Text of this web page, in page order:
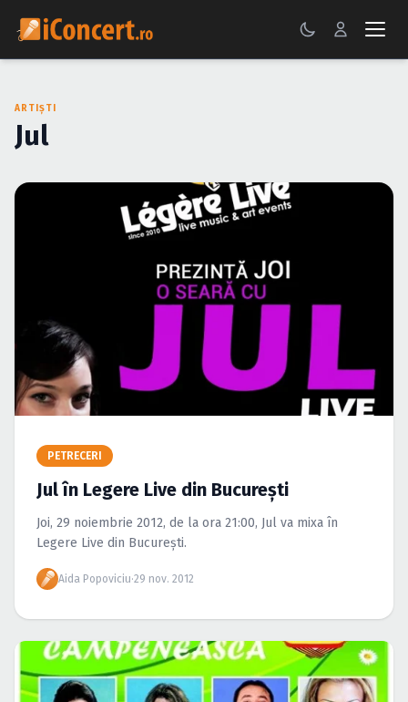
FESTIVALURI
BILETE
Autentificare
Caută în site...
ARTIȘTI
Jul
PETRECERI
Jul în Legere Live din Bucureşti
Joi, 29 noiembrie 2012, de la ora 21:00, Jul va mixa în
Legere Live din Bucureşti.
Aida Popoviciu·29 nov. 2012